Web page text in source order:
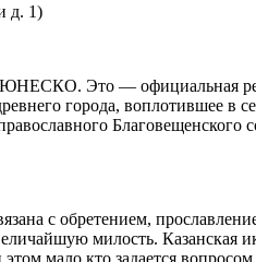
д. 1)
ЮНЕСКО. Это — официальная
города, воплотившее в
Благовещенского
с обретением,
милость. Казанская
мало кто задается